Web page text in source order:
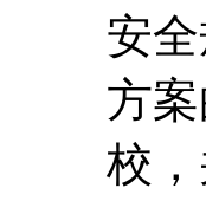
安
方
校